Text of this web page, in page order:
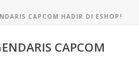
CAPCOM HADIR DI ESHOP!
CAPCOM